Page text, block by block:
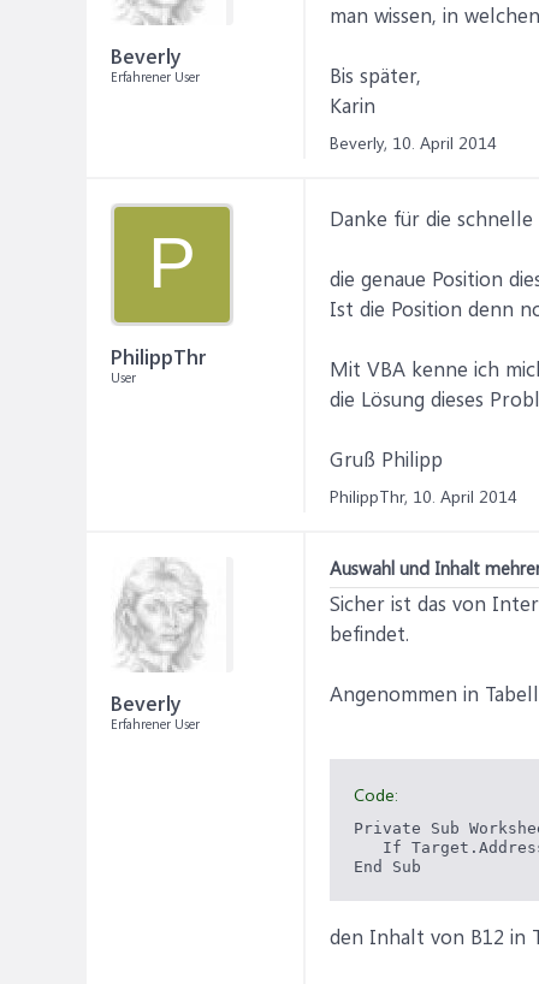
Beverly
Erfahrener User
man wissen, in
Bis später,
Karin
Beverly, 10. April 2014
P
PhilippThr
User
Danke für die
die genaue Position
Ist die Position denn
Mit VBA kenne ich
die Lösung dieses
Gruß Philipp
PhilippThr, 10. April 2014
Beverly
Erfahrener User
Auswahl und Inhalt
Sicher ist das von
befindet.
Angenommen in
Code:
Private Sub
If
den Inhalt von B12 in